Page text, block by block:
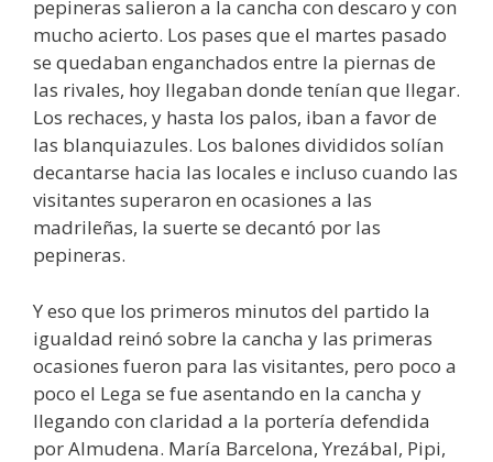
pepineras salieron a la cancha con descaro y con
mucho acierto. Los pases que el martes pasado
se quedaban enganchados entre la piernas de
las rivales, hoy llegaban donde tenían que llegar.
Los rechaces, y hasta los palos, iban a favor de
las blanquiazules. Los balones divididos solían
decantarse hacia las locales e incluso cuando las
visitantes superaron en ocasiones a las
madrileñas, la suerte se decantó por las
pepineras.
Y eso que los primeros minutos del partido la
igualdad reinó sobre la cancha y las primeras
ocasiones fueron para las visitantes, pero poco a
poco el Lega se fue asentando en la cancha y
llegando con claridad a la portería defendida
por Almudena. María Barcelona, Yrezábal, Pipi,